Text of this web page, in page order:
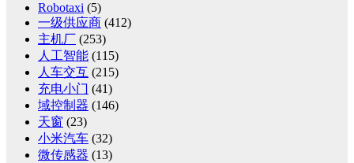
Robotaxi (5)
一级供应商 (412)
主机厂 (253)
人工智能 (115)
人车交互 (215)
充电小门 (41)
域控制器 (146)
天窗 (23)
小米汽车 (32)
微传感器 (13)